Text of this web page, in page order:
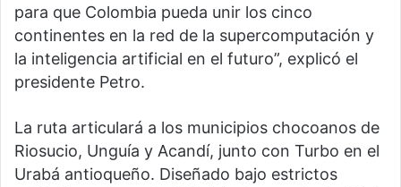
para que Colombia pueda unir los cinco
continentes en la red de la supercomputación y
la inteligencia artificial en el futuro”, explicó el
presidente Petro.
La ruta articulará a los municipios chocoanos de
Riosucio, Unguía y Acandí, junto con Turbo en el
Urabá antioqueño. Diseñado bajo estrictos